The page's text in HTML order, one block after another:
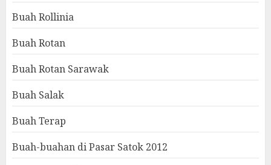
Buah Rollinia
Buah Rotan
Buah Rotan Sarawak
Buah Salak
Buah Terap
Buah-buahan di Pasar Satok 2012